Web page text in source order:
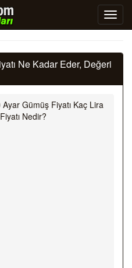
Ne Kadar Eder, Değeri
Ayar Gümüş Fiyatı Kaç Lira
Nedir?